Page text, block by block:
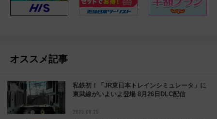
オススメ記事
私鉄初！「JR東日本トレインシミュレータ」に
東武線がいよいよ登場 8月26日DLC配信
2025.08.25